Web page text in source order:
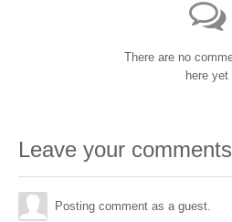
There are no
here yet
Leave your comments
Posting comment as a guest.